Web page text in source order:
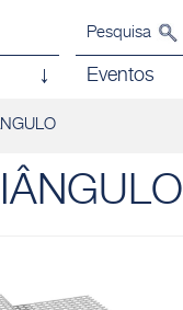
Pesquisa
Eventos